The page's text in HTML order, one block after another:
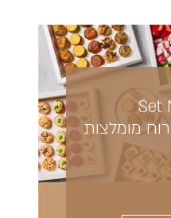
Set
מומלצות